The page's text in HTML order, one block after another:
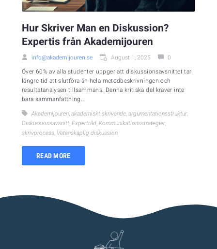
Hur Skriver Man en Diskussion?
Expertis från Akademijouren
info@akademijouren.se August 1, 2025 0
Över 60% av alla studenter uppger att diskussionsavsnittet tar
längre tid att slutföra än hela metodbeskrivningen och
resultatanalysen tillsammans. Denna kritiska del kräver inte
bara sammanfattning...
Akademijouren, akademiskt skrivande, argumentationsstruktur,
Diskussionsavsnitt, Expertråd, Kommunikationsstrategier,
skrivprocess, Vetenskaplig diskussion
READ MORE